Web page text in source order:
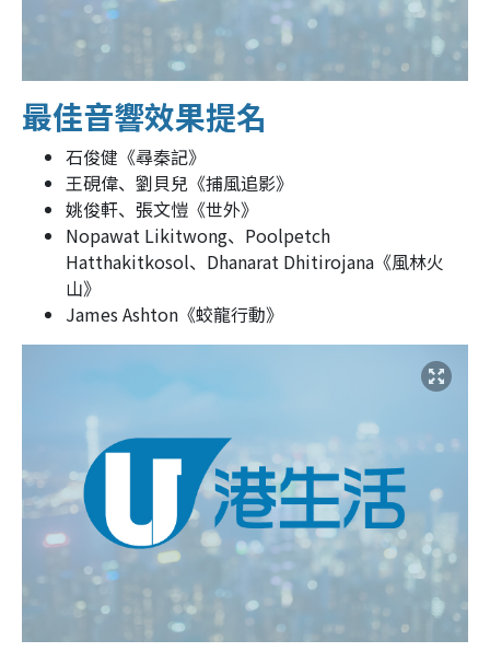
最佳音響效果提名
石俊健《尋秦記》
王硯偉、劉貝兒《捕風追影》
姚俊軒、張文愷《世外》
Nopawat Likitwong、Poolpetch
Hatthakitkosol、Dhanarat Dhitirojana《風林火
山》
James Ashton《蛟龍行動》